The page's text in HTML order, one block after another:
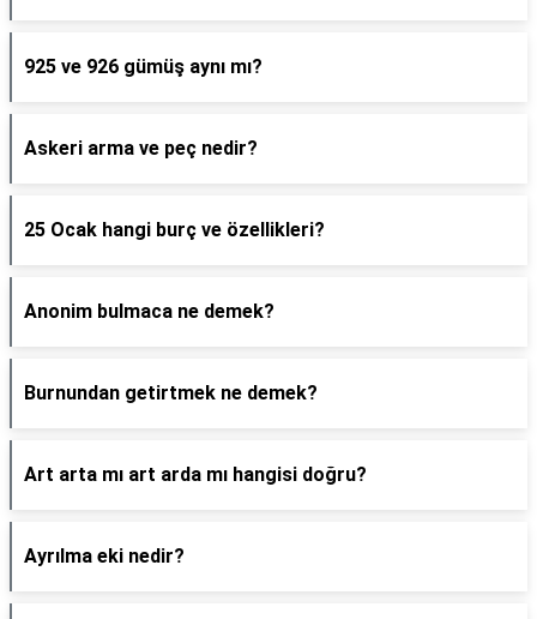
925 ve 926 gümüş aynı mı?
Askeri arma ve peç nedir?
25 Ocak hangi burç ve özellikleri?
Anonim bulmaca ne demek?
Burnundan getirtmek ne demek?
Art arta mı art arda mı hangisi doğru?
Ayrılma eki nedir?